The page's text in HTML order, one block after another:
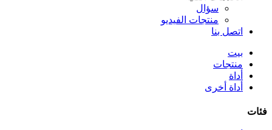
سؤال
منتجات الفيديو
اتصل بنا
بيت
منتجات
أداة
أداة أخرى
فئات